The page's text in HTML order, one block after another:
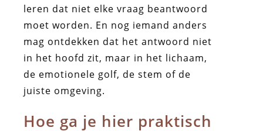
leren dat niet elke vraag beantwoord
moet worden. En nog iemand anders
mag ontdekken dat het antwoord niet
in het hoofd zit, maar in het lichaam,
de emotionele golf, de stem of de
juiste omgeving.
Hoe ga je hier praktisch